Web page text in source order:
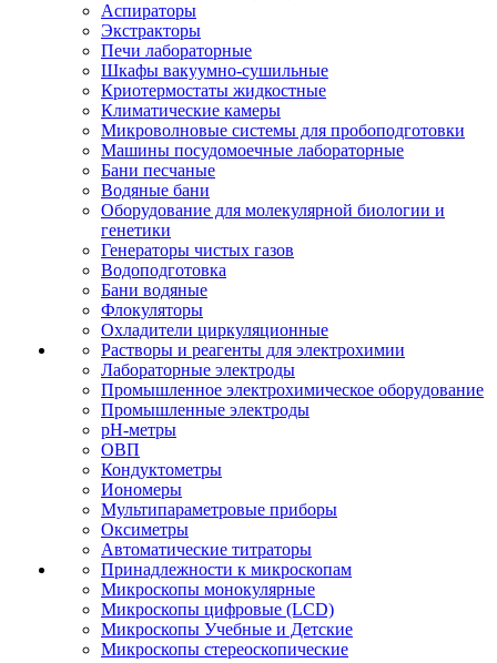
Аспираторы
Экстракторы
Печи лабораторные
Шкафы вакуумно-сушильные
Криотермостаты жидкостные
Климатические камеры
Микроволновые системы для пробоподготовки
Машины посудомоечные лабораторные
Бани песчаные
Водяные бани
Оборудование для молекулярной биологии и
генетики
Генераторы чистых газов
Водоподготовка
Бани водяные
Флокуляторы
Охладители циркуляционные
Растворы и реагенты для электрохимии
Лабораторные электроды
Промышленное электрохимическое оборудование
Промышленные электроды
pH-метры
ОВП
Кондуктометры
Иономеры
Мультипараметровые приборы
Оксиметры
Автоматические титраторы
Принадлежности к микроскопам
Микроскопы монокулярные
Микроскопы цифровые (LCD)
Микроскопы Учебные и Детские
Микроскопы стереоскопические